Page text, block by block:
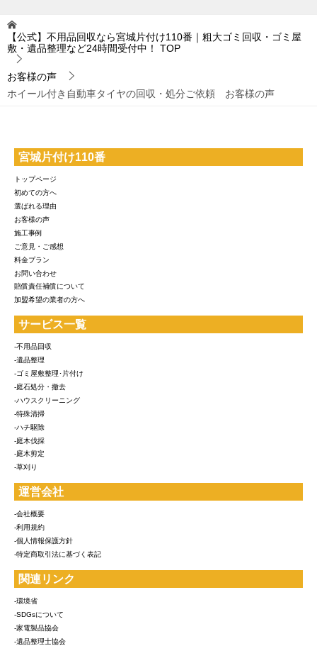
【公式】不用品回収なら宮城片付け110番｜粗大ゴミ回収・ゴミ屋
敷・遺品整理など24時間受付中！
TOP
お客様の声
ホイール付き自動車タイヤの回収・処分ご依頼 お客様の声
宮城片付け110番
トップページ
初めての方へ
選ばれる理由
お客様の声
施工事例
ご意見・ご感想
料金プラン
お問い合わせ
賠償責任補償について
加盟希望の業者の方へ
サービス一覧
-不用品回収
-遺品整理
-ゴミ屋敷整理･片付け
-庭石処分・撤去
-ハウスクリーニング
-特殊清掃
-ハチ駆除
-庭木伐採
-庭木剪定
-草刈り
運営会社
-会社概要
-利用規約
-個人情報保護方針
-特定商取引法に基づく表記
関連リンク
-環境省
-SDGsについて
-家電製品協会
-遺品整理士協会